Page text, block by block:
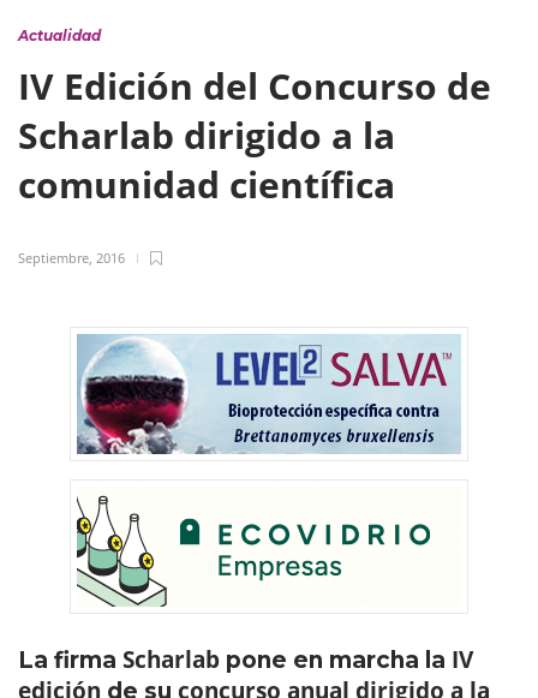
Actualidad
IV Edición del Concurso de
Scharlab dirigido a la
comunidad científica
Septiembre, 2016
La firma Scharlab pone en marcha la IV
edición de su concurso anual dirigido a la